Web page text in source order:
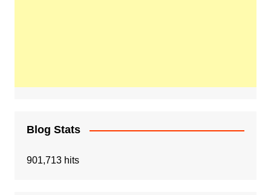
Blog Stats
901,713 hits